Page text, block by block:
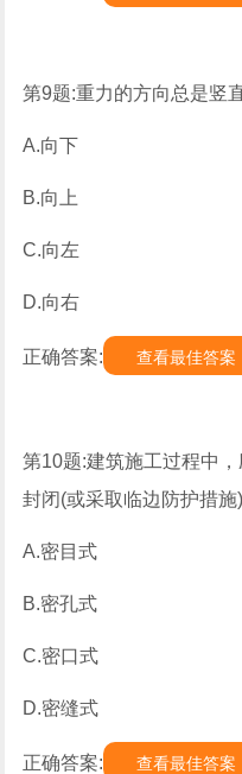
第9题:重力的方向总是竖
A.向下
B.向上
C.向左
D.向右
正确答案: 查看最佳答案
第10题:建筑施工过程中
封闭(或采取临边防护措施)
A.密目式
B.密孔式
C.密口式
D.密缝式
正确答案: 查看最佳答案